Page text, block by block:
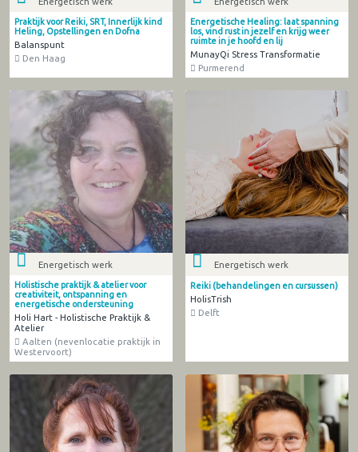
Praktijk voor Reiki, SRT, Innerlijk kind
Heling, Opstellingen en Dofna
Balanspunt
Den Haag
Energetische Healing: laat spanning
los, vind rust in jezelf en krijg weer
ruimte in je hoofd en lij
MunayQi Stress Transformatie
Purmerend
Energetisch werk
Holistische praktijk & atelier voor
creativiteit, ontspanning en
energetische ondersteuning
Holi Hart - Holistische Praktijk &
Atelier
Aalten (nevenlocatie praktijk in
Westervoort)
Energetisch werk
Reiki (behandelingen en cursussen)
HolisTrish
Delft